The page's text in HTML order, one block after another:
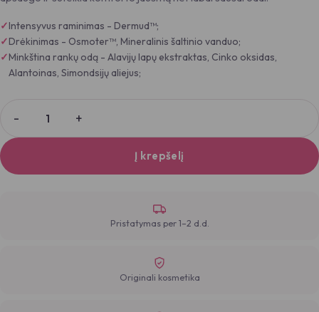
Intensyvus raminimas - Dermud™;
Drėkinimas - Osmoter™, Mineralinis šaltinio vanduo;
Minkština rankų odą - Alavijų lapų ekstraktas, Cinko oksidas,
Alantoinas, Simondsijų aliejus;
Į krepšelį
Pristatymas per 1–2 d.d.
Originali kosmetika